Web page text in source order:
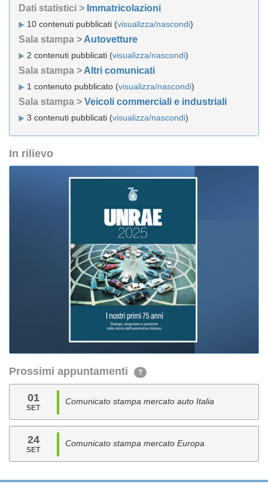
Dati statistici > Immatricolazioni
10 contenuti pubblicati (visualizza/nascondi)
Sala stampa > Autovetture
2 contenuti pubblicati (visualizza/nascondi)
Sala stampa > Altri comunicati
1 contenuto pubblicato (visualizza/nascondi)
Sala stampa > Veicoli commerciali e industriali
3 contenuti pubblicati (visualizza/nascondi)
In rilievo
Prossimi appuntamenti ?
01
SET
Comunicato stampa mercato auto Italia
24
SET
Comunicato stampa mercato Europa